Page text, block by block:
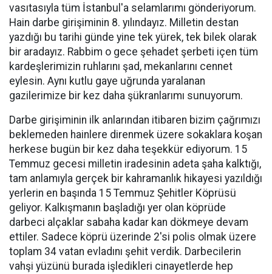
vasıtasıyla tüm İstanbul'a selamlarımı gönderiyorum.
Hain darbe girişiminin 8. yılındayız. Milletin destan
yazdığı bu tarihi günde yine tek yürek, tek bilek olarak
bir aradayız. Rabbim o gece şehadet şerbeti içen tüm
kardeşlerimizin ruhlarını şad, mekanlarını cennet
eylesin. Aynı kutlu gaye uğrunda yaralanan
gazilerimize bir kez daha şükranlarımı sunuyorum.
Darbe girişiminin ilk anlarından itibaren bizim çağrımızı
beklemeden hainlere direnmek üzere sokaklara koşan
herkese bugün bir kez daha teşekkür ediyorum. 15
Temmuz gecesi milletin iradesinin adeta şaha kalktığı,
tam anlamıyla gerçek bir kahramanlık hikayesi yazıldığı
yerlerin en başında 15 Temmuz Şehitler Köprüsü
geliyor. Kalkışmanın başladığı yer olan köprüde
darbeci alçaklar sabaha kadar kan dökmeye devam
ettiler. Sadece köprü üzerinde 2'si polis olmak üzere
toplam 34 vatan evladını şehit verdik. Darbecilerin
vahşi yüzünü burada işledikleri cinayetlerde hep